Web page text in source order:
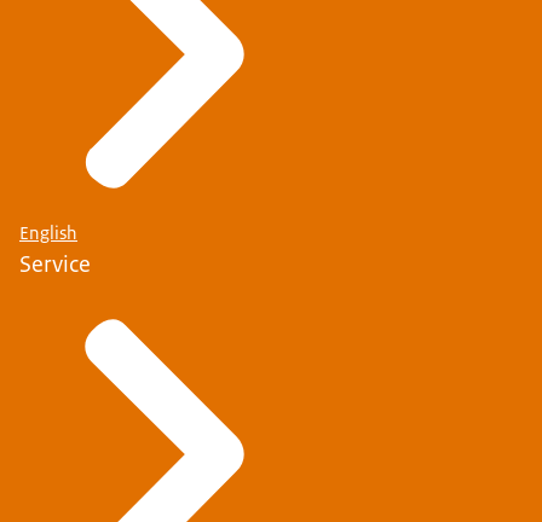
English
Service